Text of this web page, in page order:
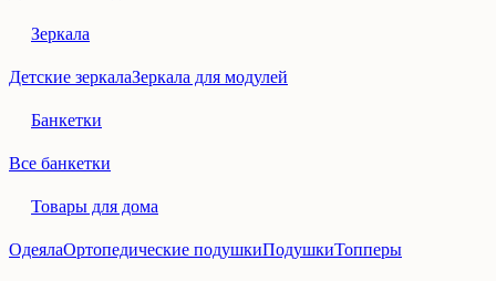
Зеркала
Детские зеркалаЗеркала для модулей
Банкетки
Все банкетки
Товары для дома
ОдеялаОртопедические подушкиПодушкиТопперы